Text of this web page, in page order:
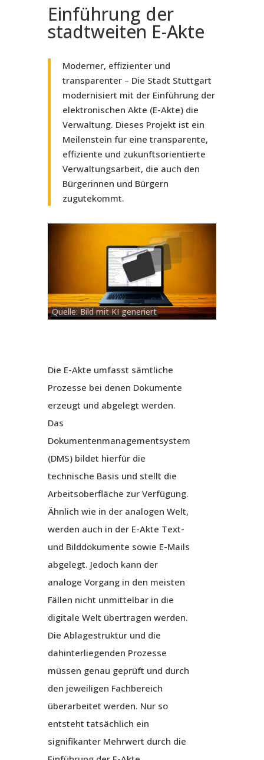
Einführung der
stadtweiten E-Akte
Moderner, effizienter und
transparenter – Die Stadt Stuttgart
modernisiert mit der Einführung der
elektronischen Akte (E-Akte) die
Verwaltung. Dieses Projekt ist ein
Meilenstein für eine transparente,
effiziente und zukunftsorientierte
Verwaltungsarbeit, die auch den
Bürgerinnen und Bürgern
zugutekommt.
Quelle: Bild mit KI generiert
Die E-Akte umfasst sämtliche
Prozesse bei denen Dokumente
erzeugt und abgelegt werden.
Das
Dokumentenmanagementsystem
(DMS) bildet hierfür die
technische Basis und stellt die
Arbeitsoberfläche zur Verfügung.
Ähnlich wie in der analogen Welt,
werden auch in der E-Akte Text-
und Bilddokumente sowie E-Mails
abgelegt. Jedoch kann der
analoge Vorgang in den meisten
Fällen nicht unmittelbar in die
digitale Welt übertragen werden.
Die Ablagestruktur und die
dahinterliegenden Prozesse
müssen genau geprüft und durch
den jeweiligen Fachbereich
überarbeitet werden. Nur so
entsteht tatsächlich ein
signifikanter Mehrwert durch die